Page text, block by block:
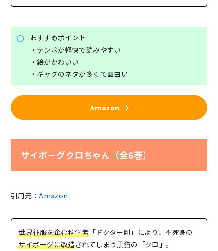
おすすめポイント
・テンポが軽快で読みやすい
・絵がかわいい
・ギャグのネタが多くて面白い
Amazon
サイボーグクロちゃん（全6巻）
引用元：Amazon
世界征服を企む科学者「ドクター剛」により、不死身の
サイボーグに改造されてしまう黒猫の「クロ」。